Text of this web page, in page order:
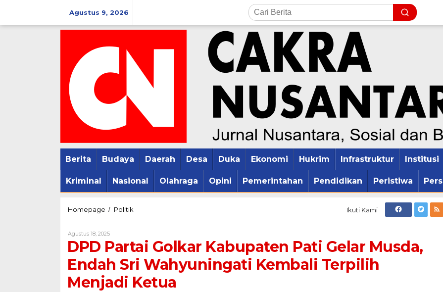
konten
Agustus 9, 2026
Berita Budaya Daerah Desa Duka Ekonomi Hukrim Infrastruktur Institusi
Kriminal Nasional Olahraga Opini Pemerintahan Pendidikan Peristiwa Pers
Homepage / Politik
Kabupaten
Pati
Gelar
Musda,
Endah
Sri
Ikuti Kami
Agustus 18, 2025Oleh
Cakra
DPD Partai Golkar Kabupaten Pati Gelar Musda,
Endah Sri Wahyuningati Kembali Terpilih
Menjadi Ketua